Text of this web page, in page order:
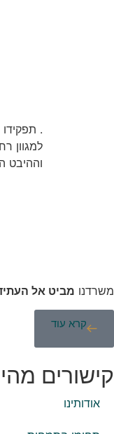
.
למגוון
וההיבט
משרדנו מביט אל
קרא עוד
קישורים
אודותינו